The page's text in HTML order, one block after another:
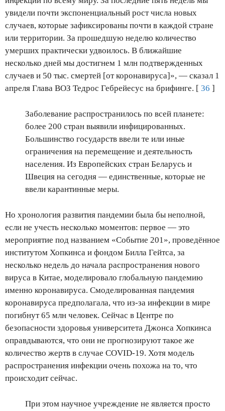
увидели почти экспоненциальный рост числа новых
случаев, которые зафиксированы почти в каждой стране
или территории. За прошедшую неделю количество
умерших практически удвоилось. В ближайшие
несколько дней мы достигнем 1 млн подтвержденных
случаев и 50 тыс. смертей [от коронавируса]», — сказал 1
апреля Глава ВОЗ Тедрос Гебрейесус на брифинге. [ 36 ]
Заболевание распространилось по всей планете:
более 200 стран выявили инфицированных.
Большинство государств ввели те или иные
ограничения на перемещение и деятельность
населения. Из Европейских стран Беларусь и
Швеция на сегодня — единственные, которые не
ввели карантинные меры.
Но хронология развития пандемии была бы неполной,
если не учесть несколько моментов: первое — это
мероприятие под названием «Событие 201», проведённое
институтом Хопкинса и фондом Билла Гейтса, за
несколько недель до начала распространения нового
вируса в Китае, моделировало глобальную пандемию
именно коронавируса. Смоделированная пандемия
коронавируса предполагала, что из-за инфекции в мире
погибнут 65 млн человек. Сейчас в Центре по
безопасности здоровья университета Джонса Хопкинса
оправдываются, что они не прогнозируют такое же
количество жертв в случае COVID-19. Хотя модель
распространения инфекции очень похожа на то, что
происходит сейчас.
При этом научное учреждение не является просто